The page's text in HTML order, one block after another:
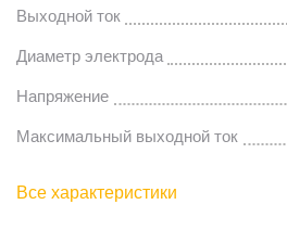
Выходной ток
Диаметр электрода
Напряжение
Максимальный выходной ток
Все характеристики